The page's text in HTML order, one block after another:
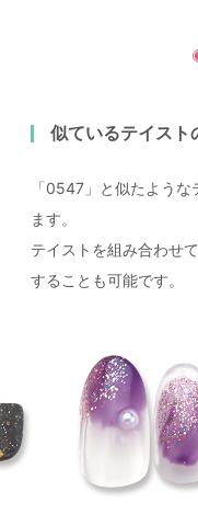
似ているテイスト
「0547」と似たよう
ます。
テイストを組み合わせ
することも可能です。